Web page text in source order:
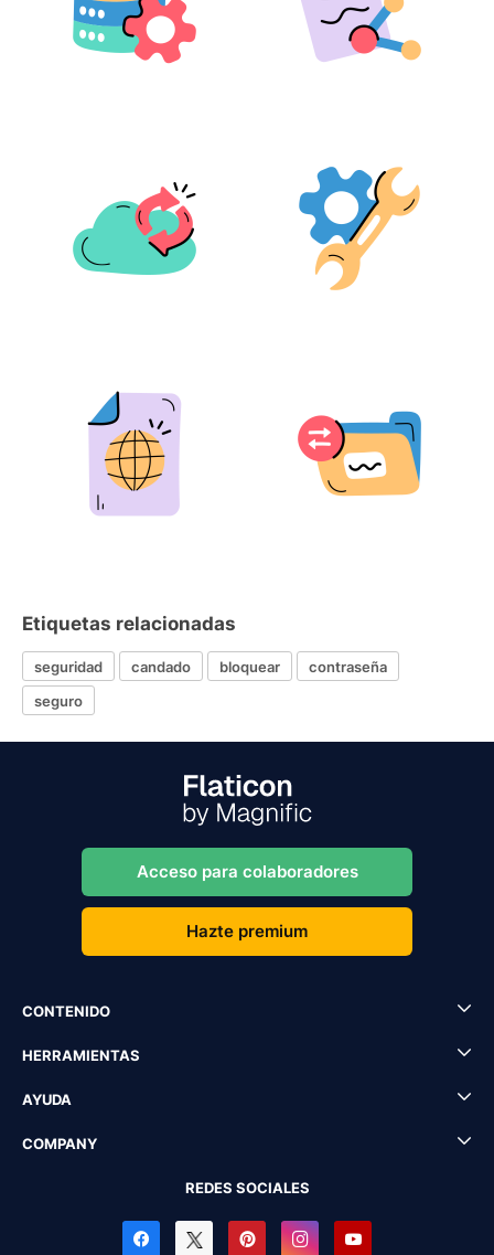
Etiquetas relacionadas
seguridad candado bloquear
contraseña
seguro
Acceso para colaboradores
Hazte premium
CONTENIDO
HERRAMIENTAS
AYUDA
COMPANY
REDES SOCIALES